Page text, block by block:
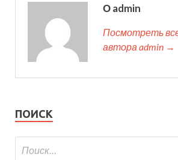
О admin
Посмотреть
автора admin →
ПОИСК